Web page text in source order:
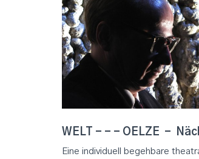
WELT - - - OELZE -
Eine individuell begehbare